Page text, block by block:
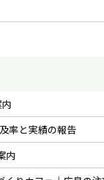
率と実績の報告
内